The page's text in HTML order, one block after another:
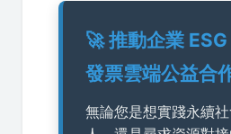
🚀 推動企業
發票雲端公益合
無論您是想實踐永續